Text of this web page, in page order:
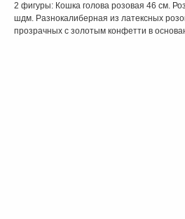
2 фигуры: Кошка голова розовая 46 см.
шдм. Разнокалиберная из латексных
прозрачных с золотым конфетти в